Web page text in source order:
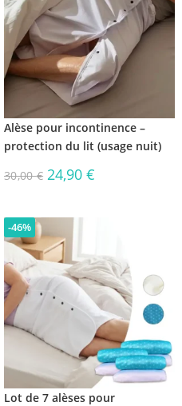
Alèse pour incontinence –
protection du lit (usage nuit)
30,00€ 24,90€
-46%
Lot de 7 alèses pour